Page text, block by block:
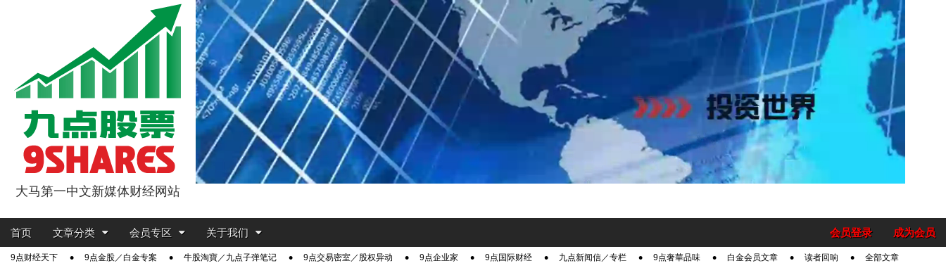
9点股票
大马第一中文新媒体财经网站
Main
Skip
content
首页 文章分类 会员专区 关于我们 成为会员
会员登录
Sub9点财经天下 9点金股／白金专案 牛股淘寶／九点子弹笔记 9点交易密室／股权异动 9点企业家 9点国际财经 九点新闻信／专栏 9点奢華品味 白金会员文章 读者回响 全部文章